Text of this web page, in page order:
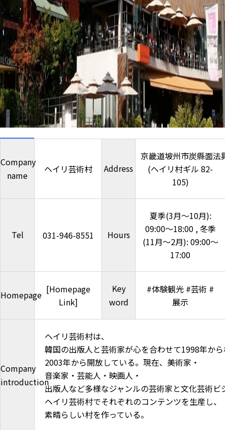
Company
name
ヘイリ芸術村 Address
京畿道坡州市炭縣面法
(ヘイリ村ギル 82-
105)
Tel 031-946-8551 Hours
夏季(3月～10月):
09:00～18:00 , 冬季
(11月～2月): 09:00～
17:00
Homepage [Homepage
Link]
Key
word
#体験観光 #芸術 #
展示
Company
introduction
ヘイリ芸術村は、
韓国の出版人と芸術家が心を合わせて1998年か
2003年から開放している。現在、美術家・
音楽家・芸能人・映画人・
出版人など多様なジャンルの芸術家と文化芸術
ヘイリ芸術村でそれぞれのコンテンツを生産し、
素晴らしい村を作っている。